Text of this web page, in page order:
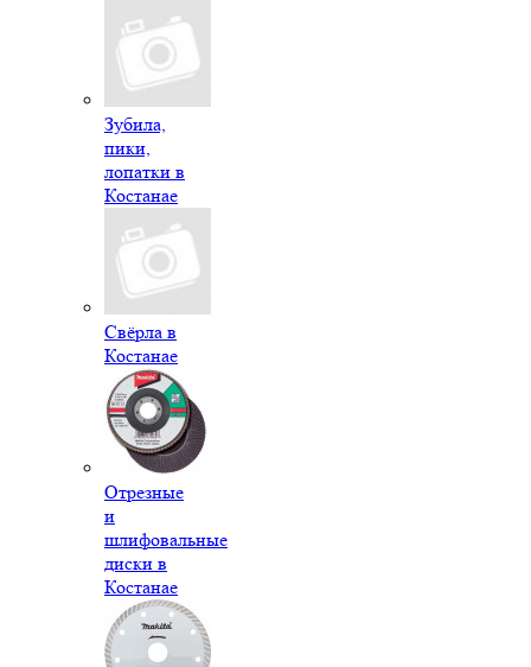
Зубила,
пики,
лопатки в
Костанае
Свёрла в
Костанае
Отрезные
и
шлифовальные
диски в
Костанае